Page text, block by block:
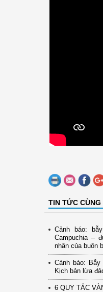
TIN TỨC CÙNG
Cảnh báo:
Campuchia –
nhân của buôn
Cảnh báo:
Kịch bản lừa
6 QUY TẮC